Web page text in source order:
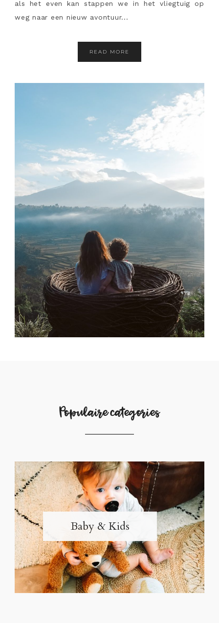
als het even kan stappen we in het vliegtuig op
weg naar een nieuw avontuur...
READ MORE
Populaire categories
Baby & Kids